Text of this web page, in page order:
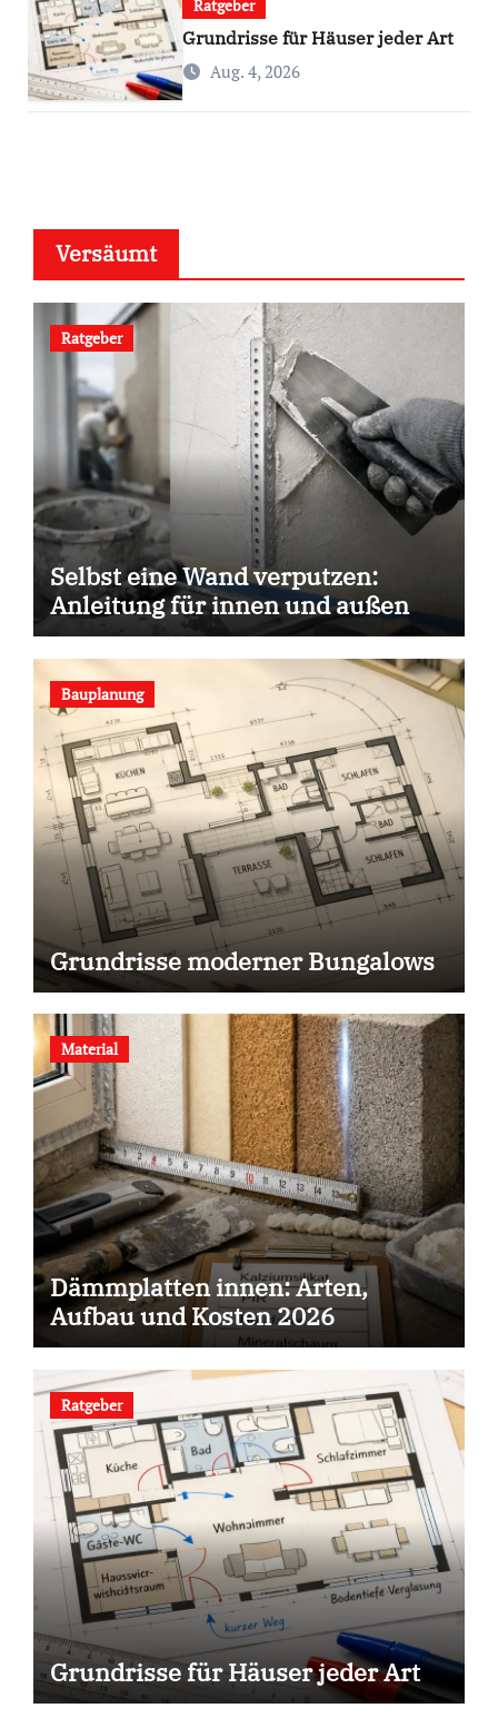
Ratgeber
Grundrisse für Häuser jeder Art
Aug. 4, 2026
Versäumt
Ratgeber
Selbst eine Wand verputzen:
Anleitung für innen und außen
Bauplanung
Grundrisse moderner Bungalows
Material
Dämmplatten innen: Arten,
Aufbau und Kosten 2026
Ratgeber
Grundrisse für Häuser jeder Art